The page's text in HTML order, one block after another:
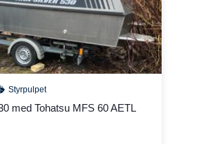
Styrpulpet
med Tohatsu MFS 60 AETL